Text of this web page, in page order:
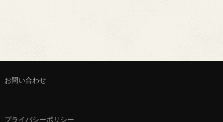
お問い合わせ
プライバシーポリシー